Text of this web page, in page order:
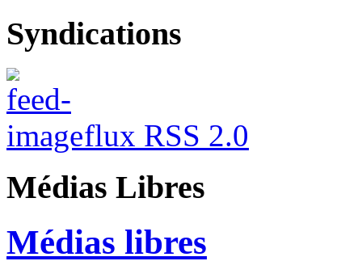
Syndications
flux RSS 2.0
Médias Libres
Médias libres